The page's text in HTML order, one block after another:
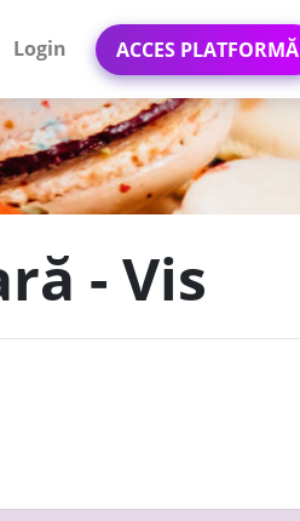
Login ACCES PLATFORMĂ
- Vis